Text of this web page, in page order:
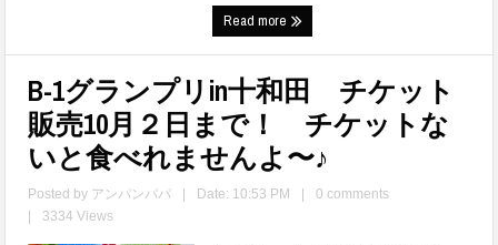
Read more
B-1グランプリin十和田 チケット
販売10月２日まで！ チケットな
いと食べれませんよ〜♪
Posted by アンパンパパ Date: 10:53 PM
0 comments
3334 Views